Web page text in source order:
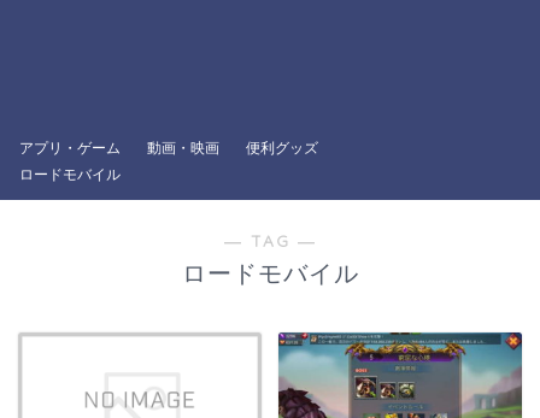
アプリ・ゲーム
ロードモバイル
動画・映画 便利グッズ
― TAG ―
ロードモバイル